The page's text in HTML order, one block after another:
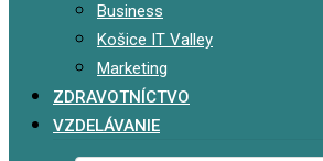
Business
Košice IT Valley
Marketing
ZDRAVOTNÍCTVO
VZDELÁVANIE